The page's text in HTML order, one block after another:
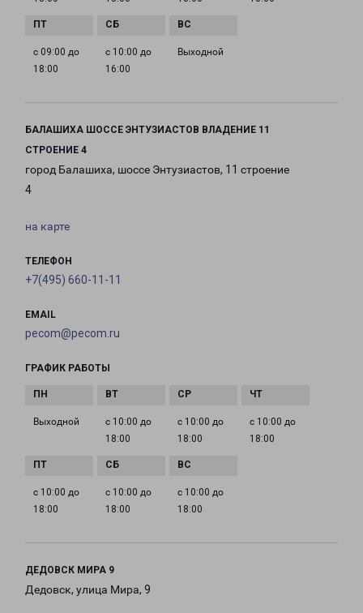
с 09:00 до
18:00
с 10:00 до
16:00
Выходной
БАЛАШИХА ШОССЕ ЭНТУЗИАСТОВ ВЛАДЕНИЕ 11
СТРОЕНИЕ 4
город Балашиха, шоссе Энтузиастов, 11 строение
4
на карте
ТЕЛЕФОН
+7(495) 660-11-11
EMAIL
pecom@pecom.ru
ГРАФИК РАБОТЫ
Выходной
с 10:00 до
18:00
с 10:00 до
18:00
с 10:00 до
18:00
с 10:00 до
18:00
с 10:00 до
18:00
с 10:00 до
18:00
ДЕДОВСК МИРА 9
Дедовск, улица Мира, 9